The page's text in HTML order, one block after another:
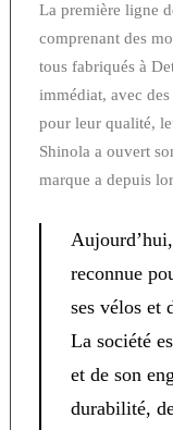
La première ligne
comprenant des
tous fabriqués à
immédiat, avec
pour leur qualité,
Shinola a ouvert
marque a depuis
reconnue
ses vélos et
La société
et de son
durabilité,